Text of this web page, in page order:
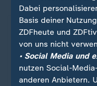
Dabei
Basis deiner
ZDFheute und
von uns nicht
• Social Media und
nutzen Social-
anderen Anbietern.